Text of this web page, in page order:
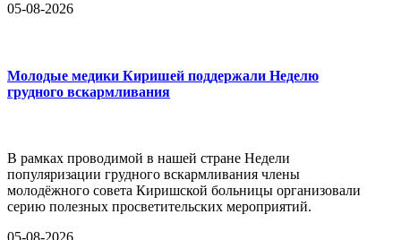
05-08-2026
Молодые медики Киришей поддержали Неделю
грудного вскармливания
В рамках проводимой в нашей стране Недели
популяризации грудного вскармливания члены
молодёжного совета Киришской больницы организовали
серию полезных просветительских мероприятий.
05-08-2026